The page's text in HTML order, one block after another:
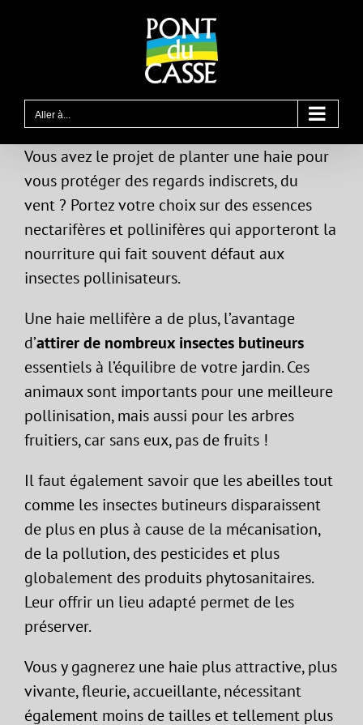
Aller à...
Vous avez le projet de planter une haie pour
vous protéger des regards indiscrets, du
vent ? Portez votre choix sur des essences
nectarifères et pollinifères qui apporteront la
nourriture qui fait souvent défaut aux
insectes pollinisateurs.
Une haie mellifère a de plus, l’avantage
d’attirer de nombreux insectes butineurs
essentiels à l’équilibre de votre jardin. Ces
animaux sont importants pour une meilleure
pollinisation, mais aussi pour les arbres
fruitiers, car sans eux, pas de fruits !
Il faut également savoir que les abeilles tout
comme les insectes butineurs disparaissent
de plus en plus à cause de la mécanisation,
de la pollution, des pesticides et plus
globalement des produits phytosanitaires.
Leur offrir un lieu adapté permet de les
préserver.
Vous y gagnerez une haie plus attractive, plus
vivante, fleurie, accueillante, nécessitant
également moins de tailles et tellement plus